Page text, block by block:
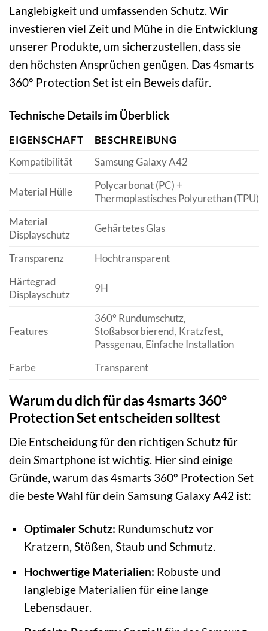
Langlebigkeit und umfassenden Schutz. Wir
investieren viel Zeit und Mühe in die Entwicklung
unserer Produkte, um sicherzustellen, dass sie
den höchsten Ansprüchen genügen. Das 4smarts
360° Protection Set ist ein Beweis dafür.
Technische Details im Überblick
EIGENSCHAFT
BESCHREIBUNG
Kompatibilität
Samsung Galaxy A42
Material Hülle
Polycarbonat (PC) +
Thermoplastisches Polyurethan (TPU)
Material
Displayschutz
Gehärtetes Glas
Transparenz
Hochtransparent
Härtegrad
Displayschutz
9H
Features
360° Rundumschutz,
Stoßabsorbierend, Kratzfest,
Passgenau, Einfache Installation
Farbe
Transparent
Warum du dich für das 4smarts 360°
Protection Set entscheiden solltest
Die Entscheidung für den richtigen Schutz für
dein Smartphone ist wichtig. Hier sind einige
Gründe, warum das 4smarts 360° Protection Set
die beste Wahl für dein Samsung Galaxy A42 ist:
Optimaler Schutz: Rundumschutz vor
Kratzern, Stößen, Staub und Schmutz.
Hochwertige Materialien: Robuste und
langlebige Materialien für eine lange
Lebensdauer.